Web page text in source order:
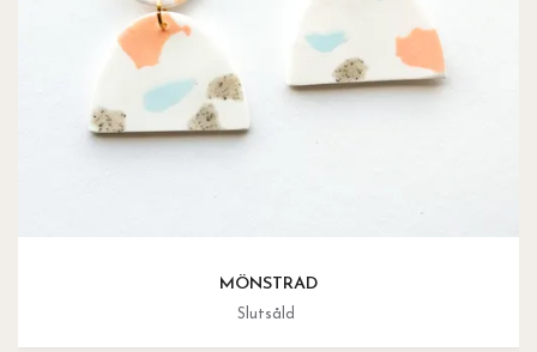
MÖNSTRAD
Slutsåld